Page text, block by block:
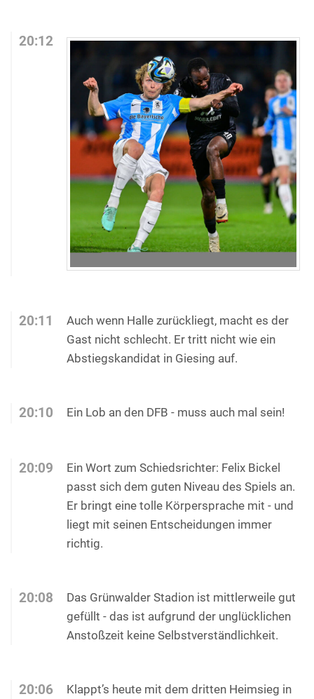
20:12
20:11
Auch wenn Halle zurückliegt, macht es der
Gast nicht schlecht. Er tritt nicht wie ein
Abstiegskandidat in Giesing auf.
20:10 Ein Lob an den DFB - muss auch mal sein!
20:09
Ein Wort zum Schiedsrichter: Felix Bickel
passt sich dem guten Niveau des Spiels an.
Er bringt eine tolle Körpersprache mit - und
liegt mit seinen Entscheidungen immer
richtig.
20:08
Das Grünwalder Stadion ist mittlerweile gut
gefüllt - das ist aufgrund der unglücklichen
Anstoßzeit keine Selbstverständlichkeit.
20:06
Klappt’s heute mit dem dritten Heimsieg in